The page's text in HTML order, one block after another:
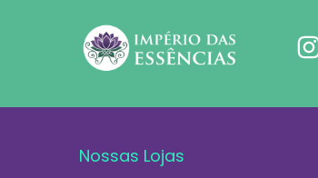
Nossas Lojas